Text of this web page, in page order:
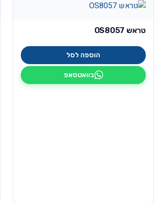
טראש OS8057
הוספה לסל
בוואטסאפ